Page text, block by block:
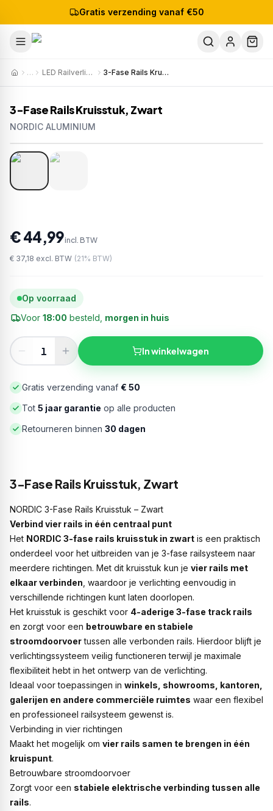
Gratis verzending vanaf €50
… LED Railverlichting 3-Fase Rails Kruisstuk, Zwart
3-Fase Rails Kruisstuk, Zwart
NORDIC ALUMINIUM
Artikelnr:58699-XTS38-3EAN:6410014506384
€ 44,99incl. BTW
€ 37,18 excl. BTW (21% BTW)
Op voorraad
Voor 18:00 besteld, morgen in huis
In winkelwagen
Gratis verzending vanaf € 50
Tot 5 jaar garantie op alle producten
Retourneren binnen 30 dagen
3-Fase Rails Kruisstuk, Zwart
NORDIC 3-Fase Rails Kruisstuk – Zwart
Verbind vier rails in één centraal punt
Het NORDIC 3-fase rails kruisstuk in zwart is een praktisch
onderdeel voor het uitbreiden van je 3-fase railsysteem naar
meerdere richtingen. Met dit kruisstuk kun je vier rails met
elkaar verbinden , waardoor je verlichting eenvoudig in
verschillende richtingen kunt laten doorlopen.
Het kruisstuk is geschikt voor 4-aderige 3-fase track rails
en zorgt voor een betrouwbare en stabiele
stroomdoorvoertussen alle verbonden rails. Hierdoor blijft je
verlichtingssysteem veilig functioneren terwijl je maximale
flexibiliteit hebt in het ontwerp van de verlichting.
Ideaal voor toepassingen in winkels, showrooms, kantoren,
galerijen en andere commerciële ruimtes waar een flexibel
en professioneel railsysteem gewenst is.
Verbinding in vier richtingen
Maakt het mogelijk om vier rails samen te brengen in één
kruispunt.
Betrouwbare stroomdoorvoer
Zorgt voor een stabiele elektrische verbinding tussen alle
rails.